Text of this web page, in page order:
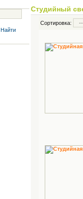
Найти
Студийный
Сортировка: